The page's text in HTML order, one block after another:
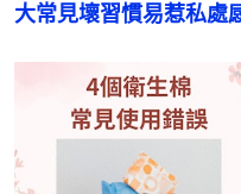
大常見壞習慣易惹私處